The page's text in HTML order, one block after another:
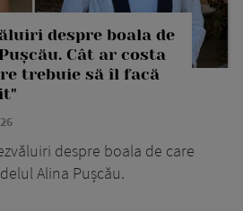
despre boala de
Cât ar costa
trebuie să îl facă
despre boala de care
Alina Pușcău.